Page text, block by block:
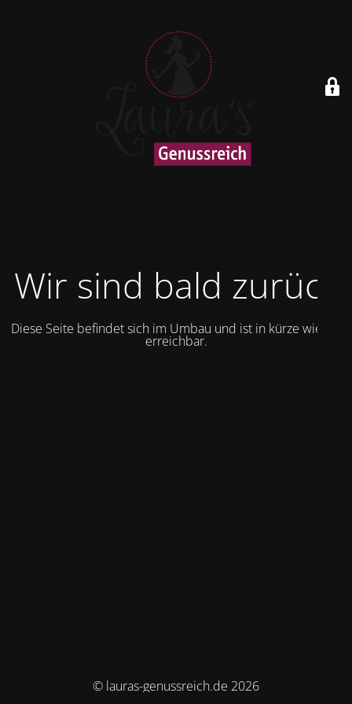
Wir sind bald zurück
Diese Seite befindet sich im Umbau und ist in kürze wieder
erreichbar.
© lauras-genussreich.de 2026